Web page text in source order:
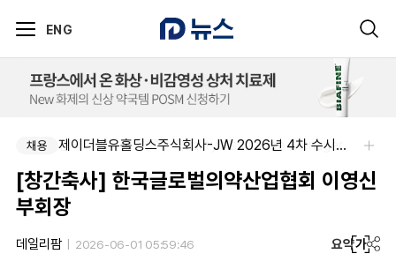
ENG
채용 제이더블유홀딩스주식회사-JW 2026년 4차 수시채용
채용 한국다케다제약(주)-Quality Assurance Manager
[창간축사] 한국글로벌의약산업협회 이영신
부회장
데일리팜 2026-06-01 05:59:46 요약가